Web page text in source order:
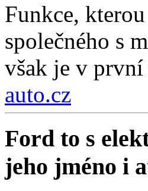
Funkce,
společného s
však je v
auto.cz
Ford to s
jeho jméno i